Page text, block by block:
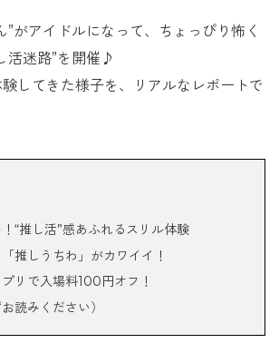
”がアイドルになって、ちょっぴり怖く
活迷路”を開催♪
してきた様子を、リアルなレポートで
“推し活”感あふれるスリル体験
推しうちわ」がカワイイ！
リで入場料100円オフ！
読みください）